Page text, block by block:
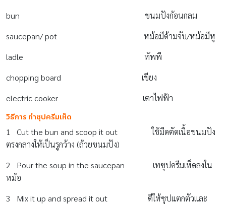
bun ขนมปังก้อนกลม
saucepan/ pot หม้อมีด้ามจับ/หม้อมีหู
ladle ทัพพี
chopping board เขียง
electric cooker เตาไฟฟ้า
วิธีการ ทำซุปครีมเห็ด
1 Cut the bun and scoop it out ใช้มีดตัดเนื้อขนมปัง
ตรงกลางให้เป็นรูกว้าง (ถ้วยขนมปัง)
2 Pour the soup in the saucepan เทซุปครีมเห็ดลงใน
หม้อ
3 Mix it up and spread it out ตีให้ซุปแตกตัวและ